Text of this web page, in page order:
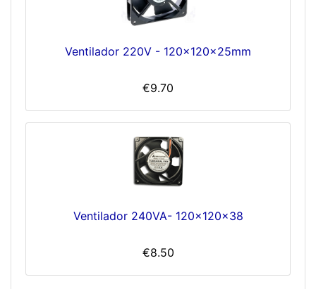
Ventilador 220V - 120x120x25mm
€9.70
Ventilador 240VA- 120x120x38
€8.50